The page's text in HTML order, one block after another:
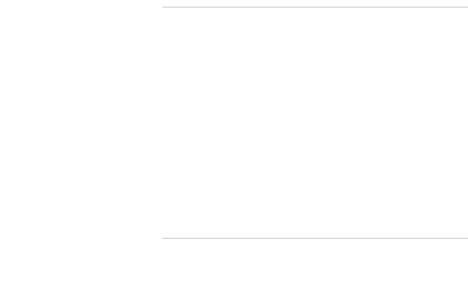
از جاذبه های دیدنی شهر بوشهر و اطراف آن می